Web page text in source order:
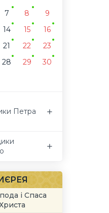
7 8
9
14 15
16
21 22
23
28 29
30
Петра
і Спаса